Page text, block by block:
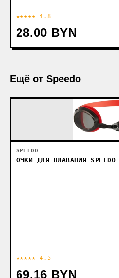
★★★★★ 4.8
28.00 BYN
Ещё от Speedo
SPEEDO
ОЧКИ ДЛЯ ПЛАВАНИЯ
★★★★★ 4.5
69.16 BYN